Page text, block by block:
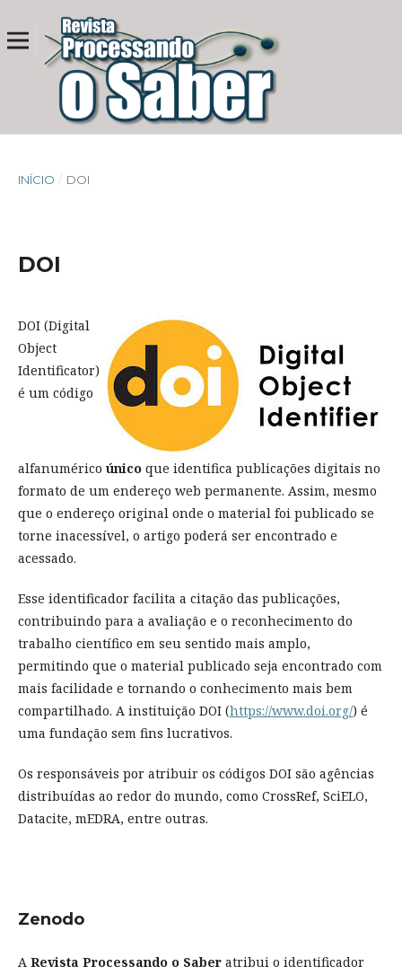
INÍCIO / DOI
DOI
DOI (Digital
Object
Identificator)
é um código
alfanumérico único que identifica publicações digitais no
formato de um endereço web permanente. Assim, mesmo
que o endereço original onde o material foi publicado se
torne inacessível, o artigo poderá ser encontrado e
acessado.
Esse identificador facilita a citação das publicações,
contribuindo para a avaliação e o reconhecimento do
trabalho científico em seu sentido mais amplo,
permitindo que o material publicado seja encontrado com
mais facilidade e tornando o conhecimento mais bem
compartilhado. A instituição DOI (https://www.doi.org/) é
uma fundação sem fins lucrativos.
Os responsáveis por atribuir os códigos DOI são agências
distribuídas ao redor do mundo, como CrossRef, SciELO,
Datacite, mEDRA, entre outras.
Zenodo
A Revista Processando o Saber atribui o identificador